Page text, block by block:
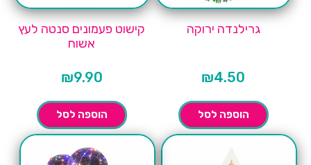
גרילנדה ירוקה
₪4.50
הוספה לסל
קישוט פעמונים סנטה לעץ
אשוח
₪9.90
הוספה לסל